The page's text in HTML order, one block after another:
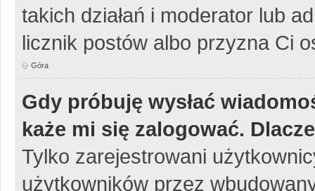
takich działań i moderator lub
licznik postów albo przyzna Ci
Góra
Gdy próbuję wysłać
każe mi się zalogować.
Tylko zarejestrowani
użytkowników przez